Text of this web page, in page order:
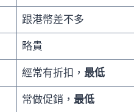
跟港幣差不多
略貴
經常有折扣，最低
常做促銷，最低